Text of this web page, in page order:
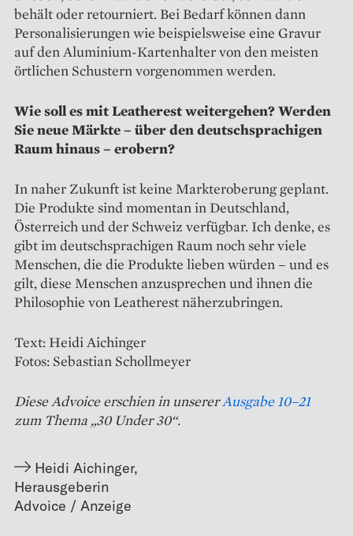
behält oder retourniert. Bei Bedarf können dann
Personalisierungen wie beispielsweise eine Gravur
auf den Aluminium-Kartenhalter von den meisten
örtlichen Schustern vor­genommen werden.
Wie soll es mit Leatherest weitergehen? Werden
Sie neue Märkte – über den deutschsprachigen
Raum hinaus – erobern?
In naher Zukunft ist keine Markteroberung geplant.
Die Produkte sind momentan in Deutschland,
Österreich und der Schweiz verfügbar. Ich denke, es
gibt im deutschsprachigen Raum noch sehr viele
Menschen, die die Produkte lieben würden – und es
gilt, diese Menschen anzu­sprechen und ihnen die
Philosophie von Leather­est näherzubringen.
Text: Heidi Aichinger
Fotos: Sebastian Schollmeyer
Diese Advoice erschien in unsererAusgabe 10–21
zum Thema „30 Under 30“.
Heidi Aichinger,
Herausgeberin